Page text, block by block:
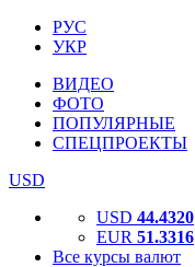
РУС
УКР
ВИДЕО
ФОТО
ПОПУЛЯРНЫЕ
СПЕЦПРОЕКТЫ
USD
USD 44.4320
EUR 51.3316
Все курсы валют